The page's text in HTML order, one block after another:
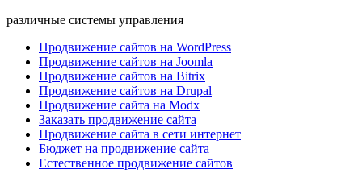
различные системы управления
Продвижение сайтов на WordPress
Продвижение сайтов на Joomla
Продвижение сайтов на Bitrix
Продвижение сайтов на Drupal
Продвижение сайта на Modx
Заказать продвижение сайта
Продвижение сайта в сети интернет
Бюджет на продвижение сайта
Естественное продвижение сайтов